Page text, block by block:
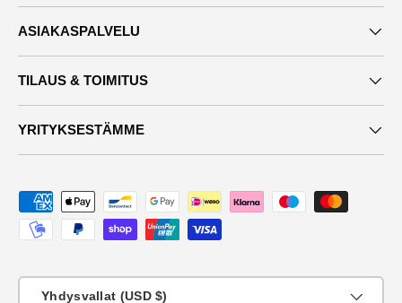
ASIAKASPALVELU
TILAUS & TOIMITUS
YRITYKSESTÄMME
Maksutavat
Yhdysvallat (USD $)